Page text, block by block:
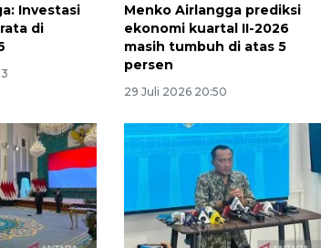
Investasi
di
Menko Airlangga prediksi
ekonomi kuartal II-2026
masih tumbuh di atas 5
persen
29 Juli 2026 20:50